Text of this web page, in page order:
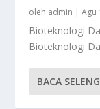
oleh admin |Agu
Bioteknologi
Bioteknologi
BACA